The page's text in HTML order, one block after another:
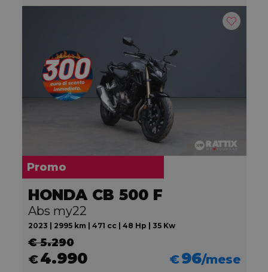
Promo
HONDA CB 500 F
Abs my22
2023 | 2995 km | 471 cc | 48 Hp | 35 Kw
€ 5.290
€4.990 €96/mese